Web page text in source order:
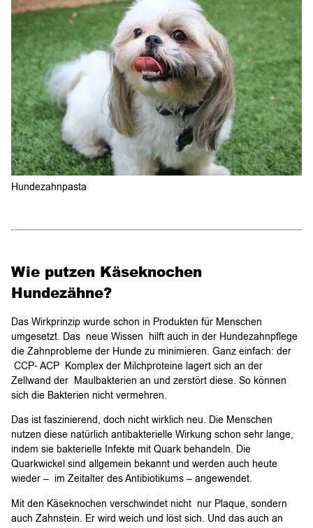
Hundezahnpasta
Wie putzen Käseknochen
Hundezähne?
Das Wirkprinzip wurde schon in Produkten für Menschen
umgesetzt. Das neue Wissen hilft auch in der Hundezahnpflege
die Zahnprobleme der Hunde zu minimieren. Ganz einfach: der
CCP- ACP Komplex der Milchproteine lagert sich an der
Zellwand der Maulbakterien an und zerstört diese. So können
sich die Bakterien nicht vermehren.
Das ist faszinierend, doch nicht wirklich neu. Die Menschen
nutzen diese natürlich antibakterielle Wirkung schon sehr lange,
indem sie bakterielle Infekte mit Quark behandeln. Die
Quarkwickel sind allgemein bekannt und werden auch heute
wieder – im Zeitalter des Antibiotikums – angewendet.
Mit den Käseknochen verschwindet nicht nur Plaque, sondern
auch Zahnstein. Er wird weich und löst sich. Und das auch an